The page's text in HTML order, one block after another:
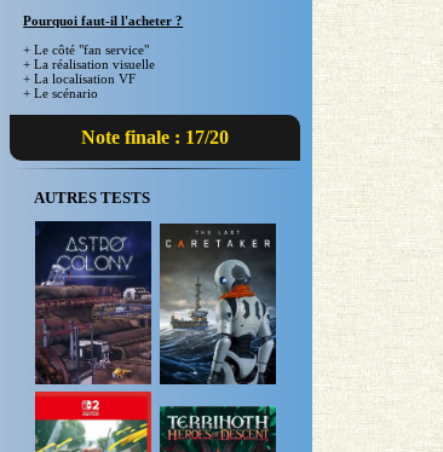
Pourquoi faut-il l'acheter ?
+ Le côté "fan service"
+ La réalisation visuelle
+ La localisation VF
+ Le scénario
Note finale : 17/20
AUTRES TESTS